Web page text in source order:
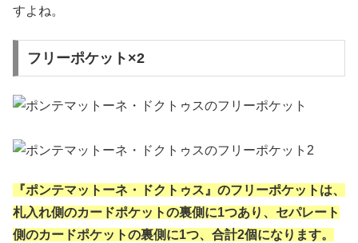
すよね。
フリーポケット×2
『ポンテマットーネ・ドクトゥス』のフリーポケットは、
札入れ側のカードポケットの裏側に1つあり、セパレート
側のカードポケットの裏側に1つ、合計2個になります。